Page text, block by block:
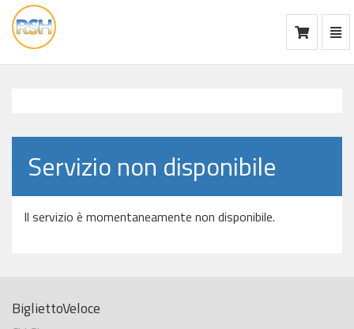
vai
alla
Servizio non disponibile
Il servizio è momentaneamente non disponibile.
BigliettoVeloce